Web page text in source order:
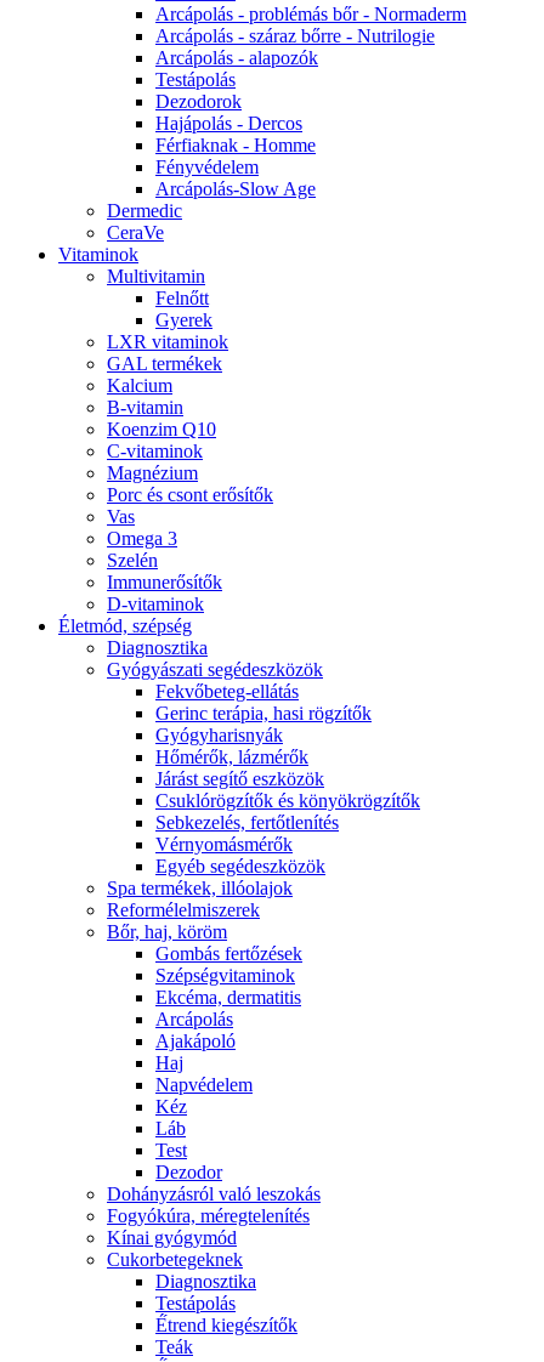
Arcápolás - problémás bőr - Normaderm
Arcápolás - száraz bőrre - Nutrilogie
Arcápolás - alapozók
Testápolás
Dezodorok
Hajápolás - Dercos
Férfiaknak - Homme
Fényvédelem
Arcápolás-Slow Age
Dermedic
CeraVe
Vitaminok
Multivitamin
Felnőtt
Gyerek
LXR vitaminok
GAL termékek
Kalcium
B-vitamin
Koenzim Q10
C-vitaminok
Magnézium
Porc és csont erősítők
Vas
Omega 3
Szelén
Immunerősítők
D-vitaminok
Életmód, szépség
Diagnosztika
Gyógyászati segédeszközök
Fekvőbeteg-ellátás
Gerinc terápia, hasi rögzítők
Gyógyharisnyák
Hőmérők, lázmérők
Járást segítő eszközök
Csuklórögzítők és könyökrögzítők
Sebkezelés, fertőtlenítés
Vérnyomásmérők
Egyéb segédeszközök
Spa termékek, illóolajok
Reformélelmiszerek
Bőr, haj, köröm
Gombás fertőzések
Szépségvitaminok
Ekcéma, dermatitis
Arcápolás
Ajakápoló
Haj
Napvédelem
Kéz
Láb
Test
Dezodor
Dohányzásról való leszokás
Fogyókúra, méregtelenítés
Kínai gyógymód
Cukorbetegeknek
Diagnosztika
Testápolás
É́trend kiegészítők
Teák